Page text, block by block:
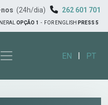
(24h/dia) 262 601 701
OPÇÃO 1 - FOR ENGLISH PRESS 5
EN | PT